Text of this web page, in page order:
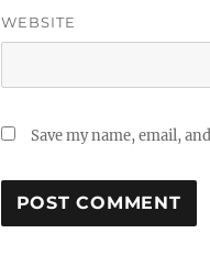
WEBSITE
Save my name, email,